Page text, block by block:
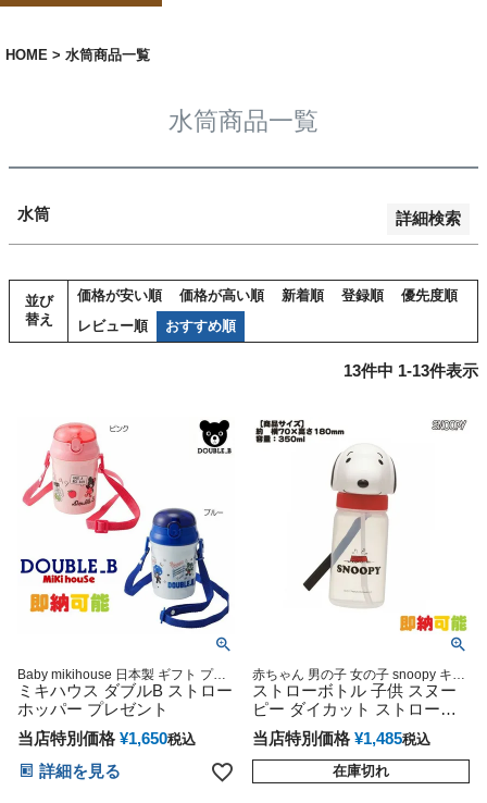
HOME 水筒商品一覧
水筒商品一覧
水筒 詳細検索
価格が高い順
キーワードヒット順
検索
並び
替え
価格が安い順 価格が高い順 新着順 登録順
優先度順
レビュー順
おすすめ順
13件中 1-13件表示
Baby mikihouse 日本製 ギフト プレ
ゼント ラッピング
ミキハウス ダブルB ストロー
ホッパー プレゼント
当店特別価格 ¥1,650税込
詳細を見る
赤ちゃん 男の子 女の子 snoopy キャ
ラクター グッズ 小物 可愛い 人気 専
門
ストローボトル 子供 スヌー
ピー ダイカット ストロー付
水筒
当店特別価格 ¥1,485税込
在庫切れ